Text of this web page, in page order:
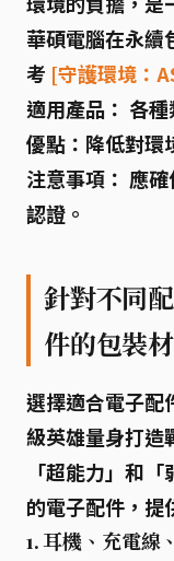
華碩電腦在永續
考 [守護環境：
適用產品： 各種
優點： 降低對環
注意事項： 應
認證。
針對不同
件的包裝
選擇適合電子配
級英雄量身打造
「超能力」和
的電子配件，提
1. 耳機、充電線